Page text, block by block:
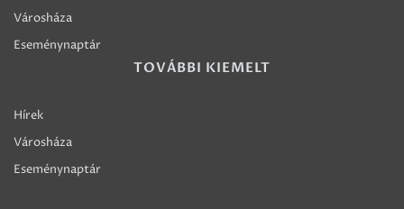
Városháza
Eseménynaptár
TOVÁBBI KIEMELT
Hírek
Városháza
Eseménynaptár